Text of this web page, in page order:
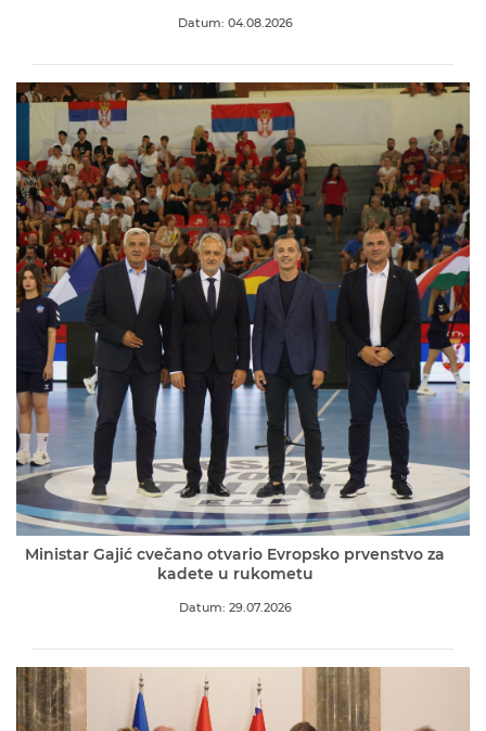
Datum: 04.08.2026
Ministar Gajić cvečano otvario Evropsko prvenstvo za
kadete u rukometu
Datum: 29.07.2026